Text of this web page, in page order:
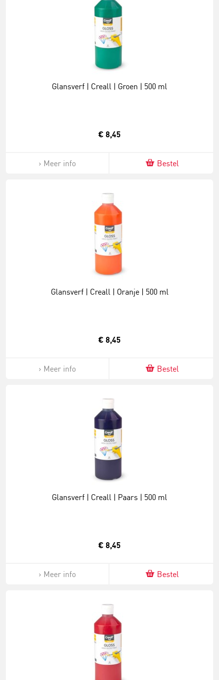
Glansverf | Creall | Groen | 500 ml
€ 8,45
Meer info Bestel
Glansverf | Creall | Oranje | 500 ml
€ 8,45
Meer info Bestel
Glansverf | Creall | Paars | 500 ml
€ 8,45
Meer info Bestel